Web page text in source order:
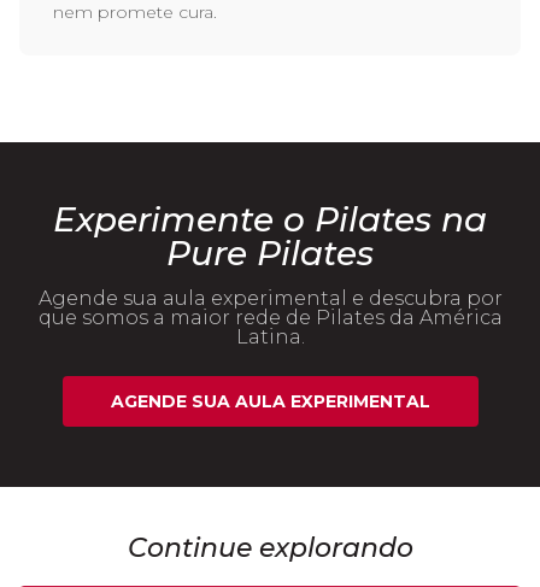
nem promete cura.
Experimente o Pilates na
Pure Pilates
Agende sua aula experimental e descubra por
que somos a maior rede de Pilates da América
Latina.
AGENDE SUA AULA EXPERIMENTAL
Continue explorando